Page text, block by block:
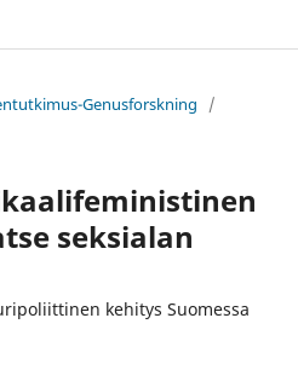
Genusforskning
/
seksialan
kehitys Suomessa